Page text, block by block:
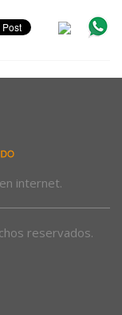
internet.
reservados.